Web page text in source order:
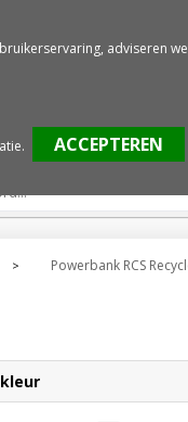
> Powerbank RCS
adviseren
.